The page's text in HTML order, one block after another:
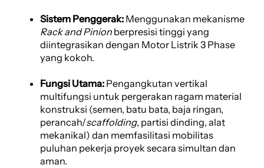
Sistem Penggerak: Menggunakan mekanisme
Rack and Pinion berpresisi tinggi yang
diintegrasikan dengan Motor Listrik 3 Phase
yang kokoh.
Fungsi Utama: Pengangkutan vertikal
multifungsi untuk pergerakan ragam material
konstruksi (semen, batu bata, baja ringan,
perancah/scaffolding, partisi dinding, alat
mekanikal) dan memfasilitasi mobilitas
puluhan pekerja proyek secara simultan dan
aman.